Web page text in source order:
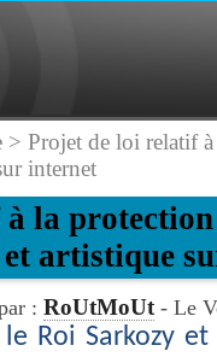
> Projet de loi relatif à
internet
la protection
artistique
: RoUtMoUt- Le
Roi Sarkozy